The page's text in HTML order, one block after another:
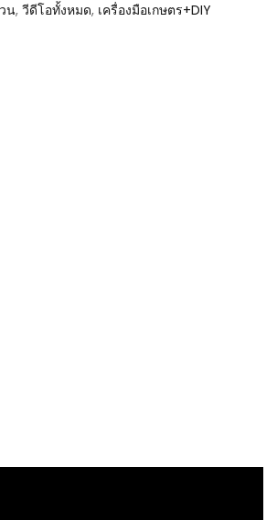
น, วีดีโอทั้งหมด, เครื่องมือเกษตร+DIY